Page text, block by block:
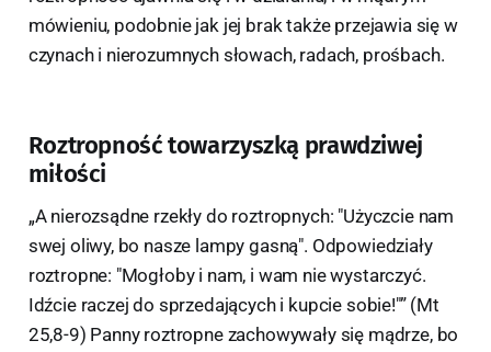
mówieniu, podobnie jak jej brak także przejawia się w
czynach i nierozumnych słowach, radach, prośbach.
Roztropność towarzyszką prawdziwej
miłości
„A nierozsądne rzekły do roztropnych: "Użyczcie nam
swej oliwy, bo nasze lampy gasną". Odpowiedziały
roztropne: "Mogłoby i nam, i wam nie wystarczyć.
Idźcie raczej do sprzedających i kupcie sobie!"” (Mt
25,8-9) Panny roztropne zachowywały się mądrze, bo